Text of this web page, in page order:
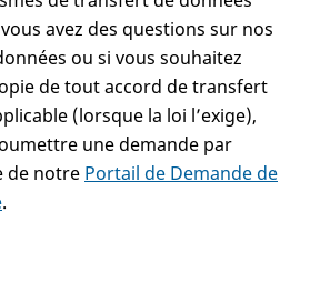
avez des questions sur nos
ou si vous souhaitez
de tout accord de transfert
(lorsque la loi l’exige),
une demande par
de notre Portail de Demande de
.